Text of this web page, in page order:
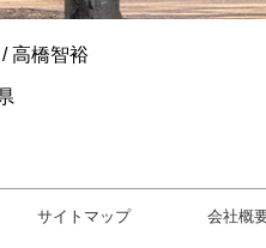
高橋智裕
サイトマップ 会社概